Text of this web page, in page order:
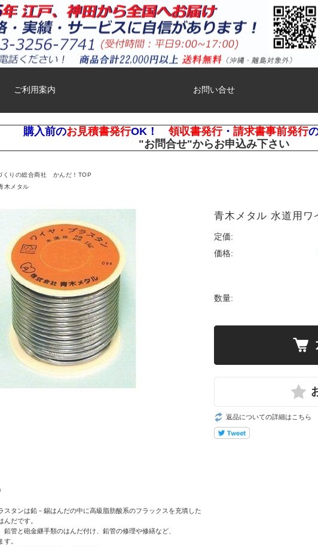
ご利用案内 お問い合せ
購入前のお見積書発行OK！ 領収書発行・ 請求書事前発行
"お問合せ"からお申込み下さい
くりの総合商社 かんだ！TOP
木メタル
青木メタル 水道用ワ
定価:
価格:
数量:
返品についての詳細はこちら
スタンは鉛－錫はんだの中に高級脂肪酸系のフラックスを充填した
んだです。
鉛管と砲金継手類のはんだ付け、鉛管の修理や修繕など、
す。